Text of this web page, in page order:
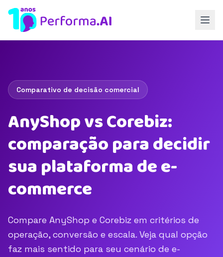
Comparativo de decisão comercial
AnyShop vs Corebiz:
comparação para decidir
sua plataforma de e-
commerce
Compare AnyShop e Corebiz em critérios de
operação, conversão e escala. Veja qual opção
faz mais sentido para seu cenário de e-